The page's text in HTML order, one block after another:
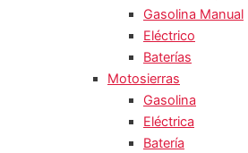
Gasolina Manual
Eléctrico
Baterías
Motosierras
Gasolina
Eléctrica
Batería